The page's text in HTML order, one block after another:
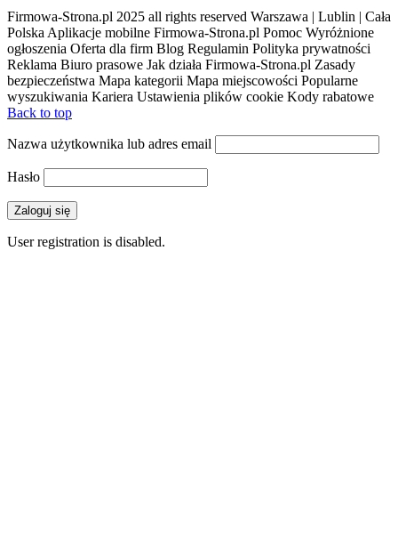
Firmowa-Strona.pl 2025 all rights reserved Warszawa | Lublin | Cała
Polska Aplikacje mobilne Firmowa-Strona.pl Pomoc Wyróżnione
ogłoszenia Oferta dla firm Blog Regulamin Polityka prywatności
Reklama Biuro prasowe Jak działa Firmowa-Strona.pl Zasady
bezpieczeństwa Mapa kategorii Mapa miejscowości Popularne
wyszukiwania Kariera Ustawienia plików cookie Kody rabatowe
Back to top
Nazwa użytkownika lub adres email
Hasło
User registration is disabled.